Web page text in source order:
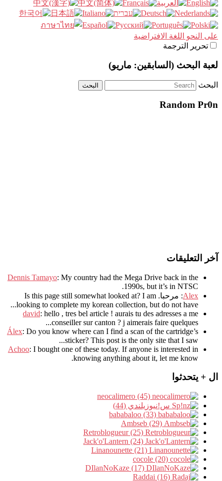
على النحو اللغة الافتراضية
تحرير الترجمة
لعبة البحث (السابقين: ماريو)
البحث
Random Pr0n
آخر التعليقات
Dennis Tamayo: My country had the Mega Drive back in the
1990s, but it’s in NTSC
.
Alex: مرحبا. Is this page still somewhat looked at? I am
looking to complete my korean collection, but do not have..
.
david: hello , tres bel article ! aurais tu des adresses a me
conseiller sur canton ? j aimerais faire quelques..
.
Álex: Do you know where can I find a scan of the cartridge’s
sticker? This post is the only site that I saw...
Achoo: I bought one of these today. If anyone is interested in
knowing anything about it, let me know.
ال + يتحدثوا
س!نيوزيلندي (44)